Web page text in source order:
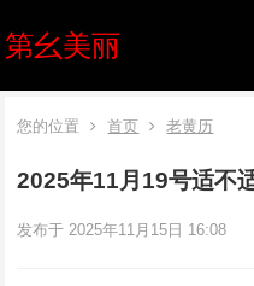
第幺美丽
您的位置 首页 老黄历
2025年11月19号适不
发布于 2025年11月15日 16:08